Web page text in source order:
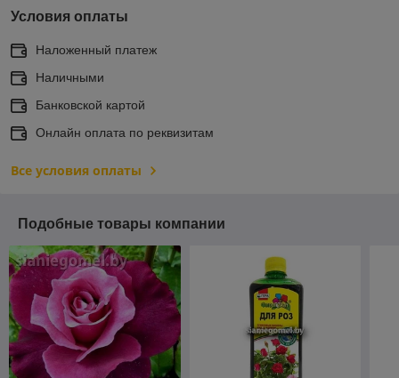
Условия оплаты
Наложенный платеж
Наличными
Банковской картой
Онлайн оплата по реквизитам
Все условия оплаты
Подобные товары компании